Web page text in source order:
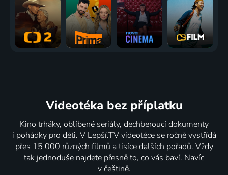
Videotéka bez příplatku
Kino trháky, oblíbené seriály, dechberoucí dokumenty
i pohádky pro děti. V Lepší.TV videotéce se ročně vystřídá
přes 15 000 různých filmů a tisíce dalších pořadů. Vždy
tak jednoduše najdete přesně to, co vás baví. Navíc
v češtině.